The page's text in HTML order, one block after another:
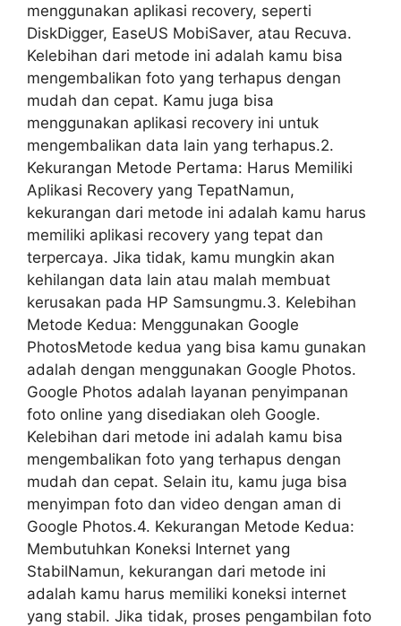
menggunakan aplikasi recovery, seperti
DiskDigger, EaseUS MobiSaver, atau Recuva.
Kelebihan dari metode ini adalah kamu bisa
mengembalikan foto yang terhapus dengan
mudah dan cepat. Kamu juga bisa
menggunakan aplikasi recovery ini untuk
mengembalikan data lain yang terhapus.2.
Kekurangan Metode Pertama: Harus Memiliki
Aplikasi Recovery yang TepatNamun,
kekurangan dari metode ini adalah kamu harus
memiliki aplikasi recovery yang tepat dan
terpercaya. Jika tidak, kamu mungkin akan
kehilangan data lain atau malah membuat
kerusakan pada HP Samsungmu.3. Kelebihan
Metode Kedua: Menggunakan Google
PhotosMetode kedua yang bisa kamu gunakan
adalah dengan menggunakan Google Photos.
Google Photos adalah layanan penyimpanan
foto online yang disediakan oleh Google.
Kelebihan dari metode ini adalah kamu bisa
mengembalikan foto yang terhapus dengan
mudah dan cepat. Selain itu, kamu juga bisa
menyimpan foto dan video dengan aman di
Google Photos.4. Kekurangan Metode Kedua:
Membutuhkan Koneksi Internet yang
StabilNamun, kekurangan dari metode ini
adalah kamu harus memiliki koneksi internet
yang stabil. Jika tidak, proses pengambilan foto